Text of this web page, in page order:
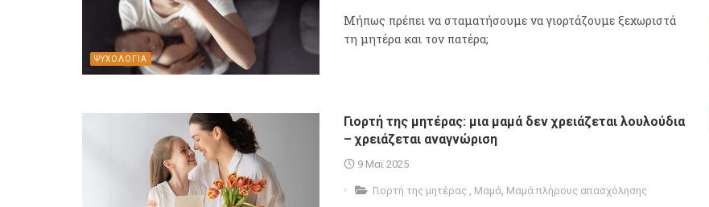
ΨΥΧΟΛΟΓΙΑ
Μήπως πρέπει να σταματήσουμε να γιορτάζουμε ξεχωριστά
τη μητέρα και τον πατέρα;
Γιορτή της μητέρας: μια μαμά δεν χρειάζεται λουλούδια
– χρειάζεται αναγνώριση
9 Μαϊ 2025
Γιορτή της μητέρας , Μαμά, Μαμά πλήρους απασχόλησης